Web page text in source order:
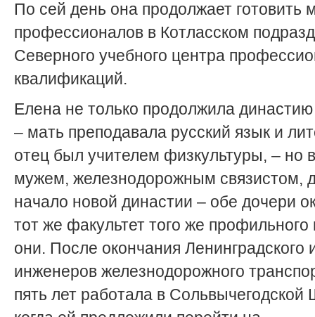
По сей день она продолжает готовить
профессионалов в Котласском
Северного учебного центра
квалификаций.
Елена не только продолжила династию
– мать преподавала русский язык и
отец был учителем физкультуры, – но
мужем, железнодорожным связистом,
начало новой династии – обе дочери
тот же факультет того же профильного
они. После окончания Ленинградского
инженеров железнодорожного
пять лет работала в Сольвычегодской